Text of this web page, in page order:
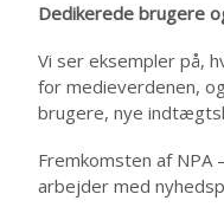
Dedikerede brugere
Vi ser eksempler på,
for medieverdenen,
brugere, nye
Fremkomsten af NPA
arbejder med